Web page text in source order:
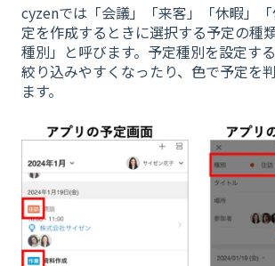
cyzenでは「会議」「来客」「休暇」
定を作成するときに選択する予定の種
種別」と呼びます。予定種別を設定す
絞り込みやすくなったり、色で予定を
ます。